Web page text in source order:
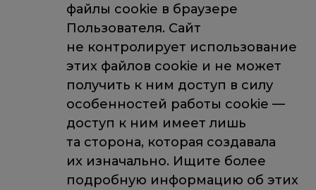
файлы cookie в браузере
Пользователя. Сайт
не контролирует использование
этих файлов cookie и не может
получить к ним доступ в силу
особенностей работы cookie —
доступ к ним имеет лишь
та сторона, которая создавала
их изначально. Ищите более
подробную информацию об этих